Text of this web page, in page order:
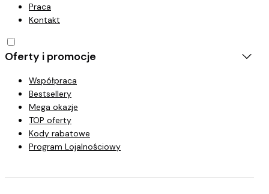
Praca
Kontakt
Oferty i promocje
Współpraca
Bestsellery
Mega okazje
TOP oferty
Kody rabatowe
Program Lojalnościowy